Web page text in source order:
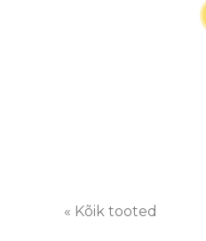
« Kõik tooted